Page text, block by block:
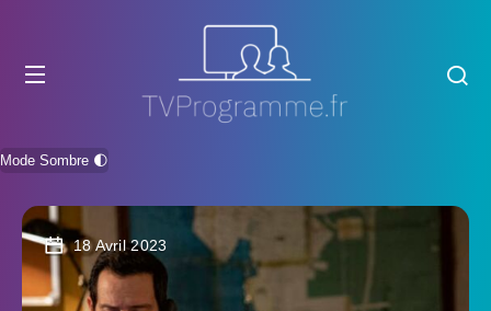
Mode Sombre 🌓
18 Avril 2023